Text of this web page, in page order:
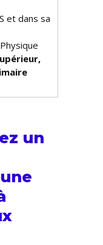
et dans sa
un